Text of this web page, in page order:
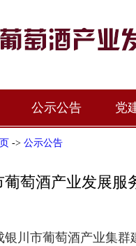
公示公告 党
-> 公示公告
葡萄酒产业发展服
银川市葡萄酒产业集群